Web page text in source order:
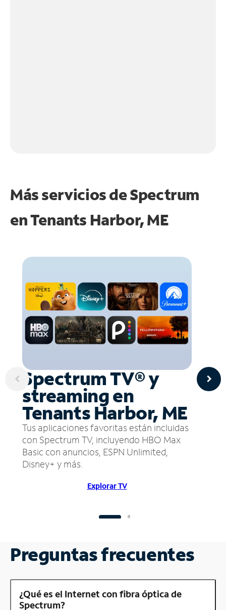
Más servicios de Spectrum
enTenants Harbor, ME
Spectrum TV® y
streaming en
Tenants Harbor, ME
Tus aplicaciones favoritas están incluidas
con Spectrum TV, incluyendo HBO Max
Basic con anuncios, ESPN Unlimited,
Disney+ y más.
Explorar TV
Preguntas frecuentes
¿Qué es el Internet con fibra óptica de
Spectrum?